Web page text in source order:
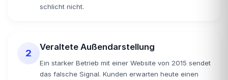
schlicht nicht.
2
Veraltete Außendarstellung
Ein starker Betrieb mit einer Website von 2015 sendet
das falsche Signal. Kunden erwarten heute einen